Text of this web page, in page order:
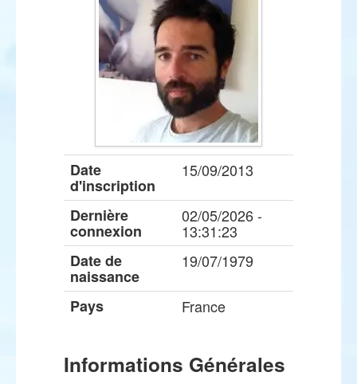
Date
d'inscription
15/09/2013
Dernière
connexion
02/05/2026 -
13:31:23
Date de
naissance
19/07/1979
Pays France
Informations Générales